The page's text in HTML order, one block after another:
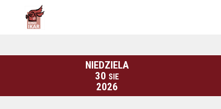
NIEDZIELA
30 SIE
2026